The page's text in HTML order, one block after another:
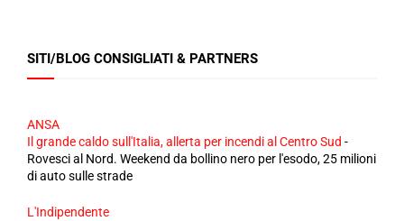
SITI/BLOG CONSIGLIATI & PARTNERS
ANSA
Il grande caldo sull'Italia, allerta per incendi al Centro Sud -
Rovesci al Nord. Weekend da bollino nero per l'esodo, 25 milioni
di auto sulle strade
L'Indipendente